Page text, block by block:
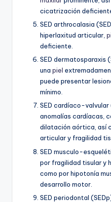
cicatrización
SED arthrocalasia
hiperlaxitud articular,
deficiente.
SED dermatosparaxis
una piel
puede presentar
mínimo.
SED cardíaco-
anomalías cardíacas,
dilatación aórtica, así
articular y fragilidad
SED musculo-
por fragilidad tisular y
como por hipotonía
desarrollo motor.
SED periodontal